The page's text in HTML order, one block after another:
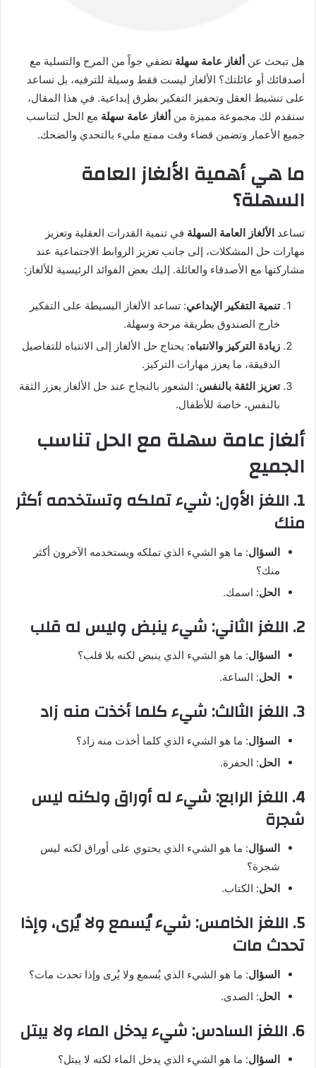
هل تبحث عن ألغاز عامة سهلة تضفي جواً من المرح والتسلية مع
أصدقائك أو عائلتك؟ الألغاز ليست فقط وسيلة للترفيه، بل تساعد
على تنشيط العقل وتحفيز التفكير بطرق إبداعية. في هذا المقال،
سنقدم لك مجموعة مميزة من ألغاز عامة سهلة مع الحل لتناسب
جميع الأعمار وتضمن قضاء وقت ممتع مليء بالتحدي والضحك.
ما هي أهمية الألغاز العامة
السهلة؟
تساعد الألغاز العامة السهلة في تنمية القدرات العقلية وتعزيز
مهارات حل المشكلات، إلى جانب تعزيز الروابط الاجتماعية عند
مشاركتها مع الأصدقاء والعائلة. إليك بعض الفوائد الرئيسية للألغاز:
تنمية التفكير الإبداعي: تساعد الألغاز البسيطة على التفكير
خارج الصندوق بطريقة مرحة وسهلة.
زيادة التركيز والانتباه: يحتاج حل الألغاز إلى الانتباه للتفاصيل
الدقيقة، ما يعزز مهارات التركيز.
تعزيز الثقة بالنفس: الشعور بالنجاح عند حل الألغاز يعزز الثقة
بالنفس، خاصة للأطفال.
ألغاز عامة سهلة مع الحل تناسب
الجميع
1. اللغز الأول: شيء تملكه وتستخدمه أكثر
منك
السؤال: ما هو الشيء الذي تملكه ويستخدمه الآخرون أكثر
منك؟
الحل: اسمك.
2. اللغز الثاني: شيء ينبض وليس له قلب
السؤال: ما هو الشيء الذي ينبض لكنه بلا قلب؟
الحل: الساعة.
3. اللغز الثالث: شيء كلما أخذت منه زاد
السؤال: ما هو الشيء الذي كلما أخذت منه زاد؟
الحل: الحفرة.
4. اللغز الرابع: شيء له أوراق ولكنه ليس
شجرة
السؤال: ما هو الشيء الذي يحتوي على أوراق لكنه ليس
شجرة؟
الحل: الكتاب.
5. اللغز الخامس: شيء يُسمع ولا يُرى، وإذا
تحدث مات
السؤال: ما هو الشيء الذي يُسمع ولا يُرى وإذا تحدث مات؟
الحل: الصدى.
6. اللغز السادس: شيء يدخل الماء ولا يبتل
السؤال: ما هو الشيء الذي يدخل الماء لكنه لا يبتل؟